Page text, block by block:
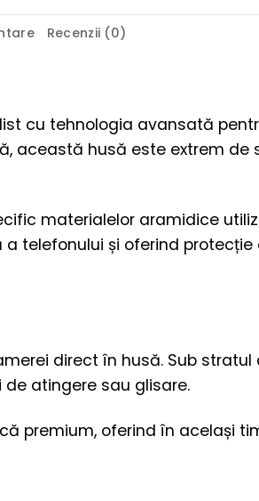
Recenzii (0)
cu tehnologia avansată
husă este extrem de
materialelor aramidice
telefonului și oferind
direct în husă. Sub
atingere sau glisare.
premium, oferind în același